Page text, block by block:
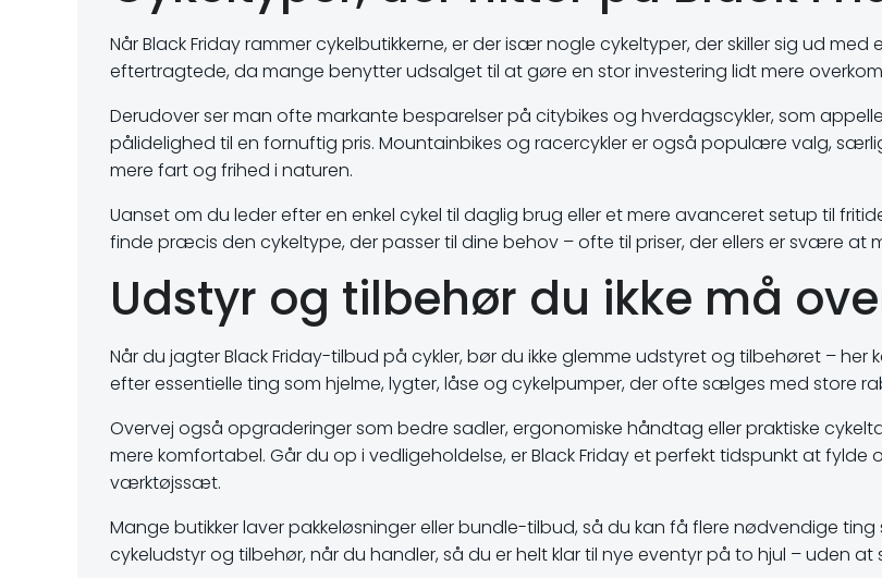
Når Black Friday rammer cykelbutikkerne, er der især nogle cykeltyper, der skiller sig ud
eftertragtede, da mange benytter udsalget til at gøre en stor investering lidt mere
Derudover ser man ofte markante besparelser på citybikes og hverdagscykler, som
pålidelighed til en fornuftig pris. Mountainbikes og racercykler er også populære valg,
mere fart og frihed i naturen.
Uanset om du leder efter en enkel cykel til daglig brug eller et mere avanceret setup til
finde præcis den cykeltype, der passer til dine behov – ofte til priser, der ellers er svære at
Udstyr og tilbehør du ikke må
Når du jagter Black Friday-tilbud på cykler, bør du ikke glemme udstyret og tilbehøret –
efter essentielle ting som hjelme, lygter, låse og cykelpumper, der ofte sælges med store
Overvej også opgraderinger som bedre sadler, ergonomiske håndtag eller praktiske
mere komfortabel. Går du op i vedligeholdelse, er Black Friday et perfekt tidspunkt at
værktøjssæt.
Mange butikker laver pakkeløsninger eller bundle-tilbud, så du kan få flere nødvendige
cykeludstyr og tilbehør, når du handler, så du er helt klar til nye eventyr på to hjul – uden